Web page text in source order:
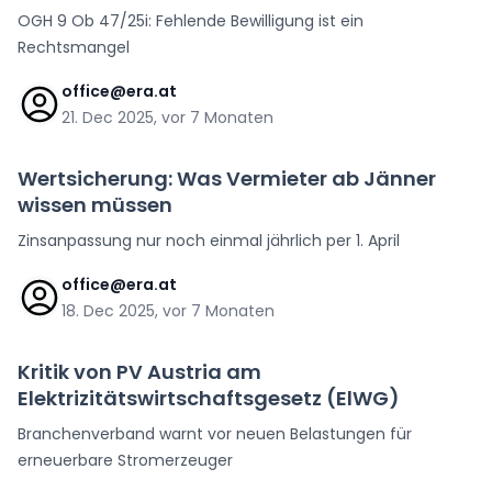
OGH 9 Ob 47/25i: Fehlende Bewilligung ist ein
Rechtsmangel
office@era.at
21. Dec 2025, vor 7 Monaten
Wertsicherung: Was Vermieter ab Jänner
wissen müssen
Zinsanpassung nur noch einmal jährlich per 1. April
office@era.at
18. Dec 2025, vor 7 Monaten
Kritik von PV Austria am
Elektrizitätswirtschaftsgesetz (ElWG)
Branchenverband warnt vor neuen Belastungen für
erneuerbare Stromerzeuger